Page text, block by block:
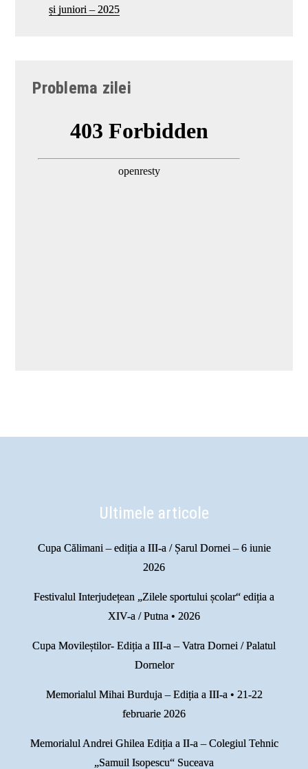
și juniori – 2025
Problema zilei
Ultimele articole
Cupa Călimani – ediția a III-a / Șarul Dornei – 6 iunie
2026
Festivalul Interjudețean „Zilele sportului școlar“ ediția a
XIV-a / Putna • 2026
Cupa Movileștilor- Ediția a III-a – Vatra Dornei / Palatul
Dornelor
Memorialul Mihai Burduja – Ediția a III-a • 21-22
februarie 2026
Memorialul Andrei Ghilea Ediția a II-a – Colegiul Tehnic
„Samuil Isopescu“ Suceava